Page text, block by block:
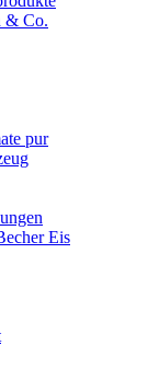
& Co.
pur
Eis